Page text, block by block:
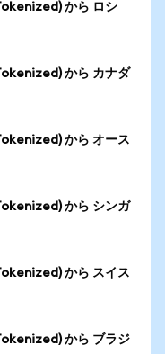
から ロシ
から カナダ
から オース
から シンガ
から スイス
から ブラジ